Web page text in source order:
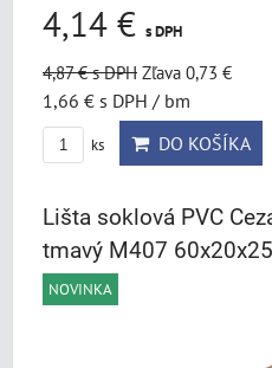
4,14 € s DPH
4,87 €s DPH Zľava 0,73 €
1,66 € s DPH / bm
ks DO KOŠÍKA
Lišta soklová PVC
tmavý M407
NOVINKA